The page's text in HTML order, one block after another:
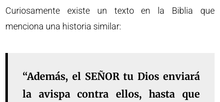
Curiosamente existe un texto en la Biblia que
menciona una historia similar:
“Además, el SEÑOR tu Dios enviará
la avispa contra ellos, hasta que